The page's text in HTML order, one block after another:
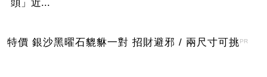
頭」近...
特價 銀沙黑曜石貔貅一對 招財避邪 / 兩尺寸可挑PR